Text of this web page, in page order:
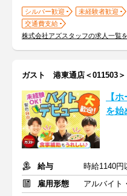
シルバー歓迎 未経験者歓迎
交通費支給
株式会社アズスタッフの求人一覧
ガスト 港東通店＜011503＞
【
を始
給与
時給1140円
雇用形態
アルバイト